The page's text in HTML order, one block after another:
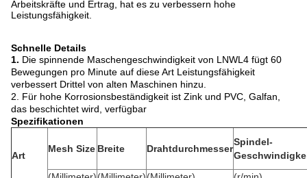
Arbeitskräfte und Ertrag, hat es zu verbessern hohe
Leistungsfähigkeit.
Schnelle Details
1. Die spinnende Maschengeschwindigkeit von LNWL4 fügt 60
Bewegungen pro Minute auf diese Art Leistungsfähigkeit
verbessert Drittel von alten Maschinen hinzu.
2. Für hohe Korrosionsbeständigkeit ist Zink und PVC, Galfan,
das beschichtet wird, verfügbar
Spezifikationen
Art
Mesh Size Breite Drahtdurchmesser
Spindel-